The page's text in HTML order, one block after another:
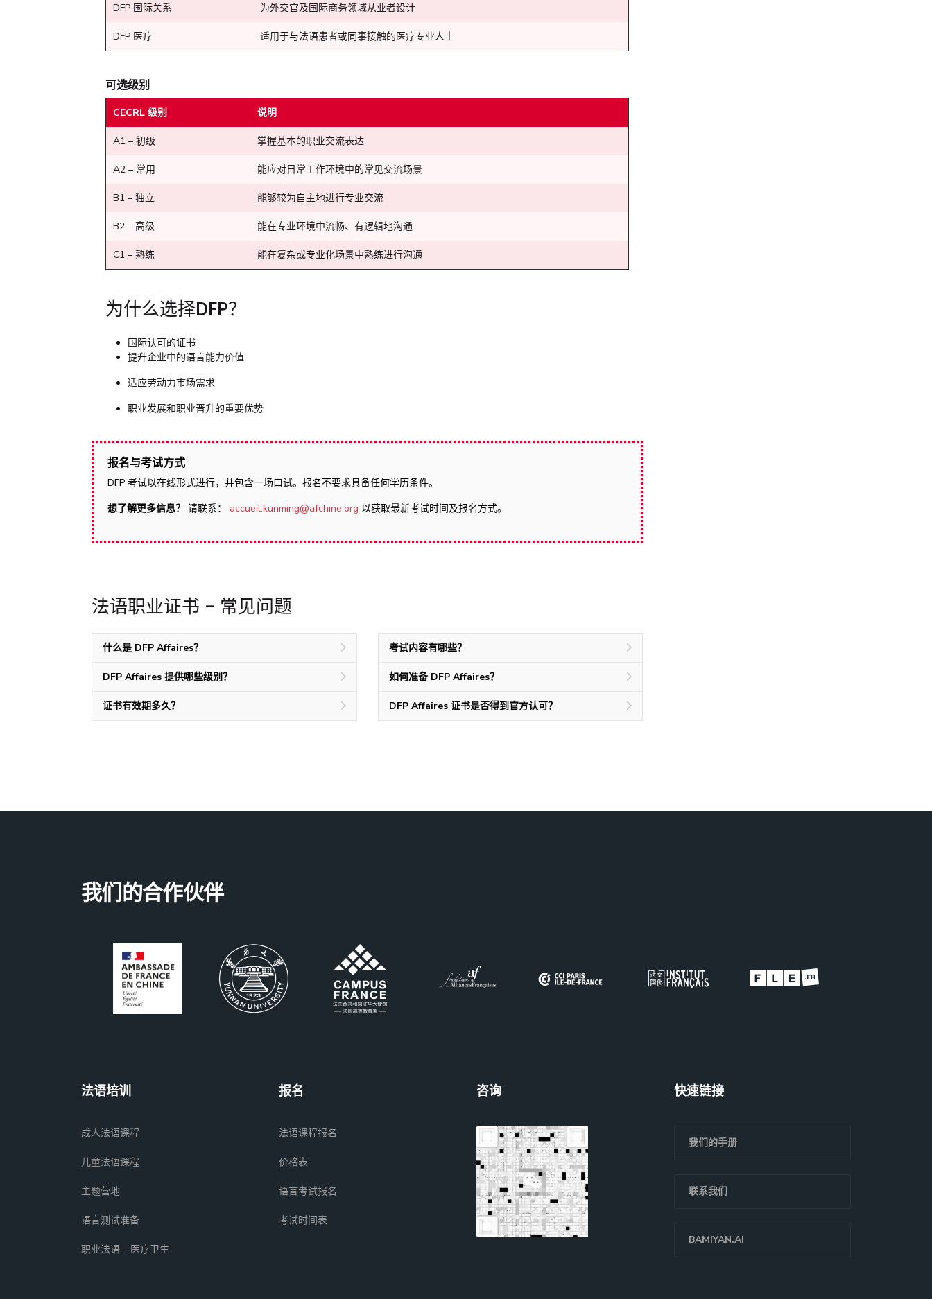
DFP 国际关系 为外交官及国际商务领域从业者设计
DFP 医疗 适用于与法语患者或同事接触的医疗专业人士
可选级别
CECRL 级别 说明
A1 – 初级 掌握基本的职业交流表达
A2 – 常用 能应对日常工作环境中的常见交流场景
B1 – 独立 能够较为自主地进行专业交流
B2 – 高级 能在专业环境中流畅、有逻辑地沟通
C1 – 熟练 能在复杂或专业化场景中熟练进行沟通
为什么选择DFP？
国际认可的证书
提升企业中的语言能力价值
适应劳动力市场需求
职业发展和职业晋升的重要优势
报名与考试方式
DFP 考试以在线形式进行，并包含一场口试。报名不要求具备任何学历条件。
想了解更多信息？ 请联系： accueil.kunming@afchine.org 以获取最新考试时间及报名方式。
法语职业证书 - 常见问题
什么是 DFP Affaires？
DFP Affaires 提供哪些级别？
证书有效期多久？
考试内容有哪些？
如何准备 DFP Affaires？
DFP Affaires 证书是否得到官方认可？
我们的合作伙伴
法语培训
成人法语课程
儿童法语课程
主题营地
语言测试准备
职业法语 – 医疗卫生
报名
法语课程报名
价格表
语言考试报名
考试时间表
咨询 快速链接
我们的手册
联系我们
BAMIYAN.AI